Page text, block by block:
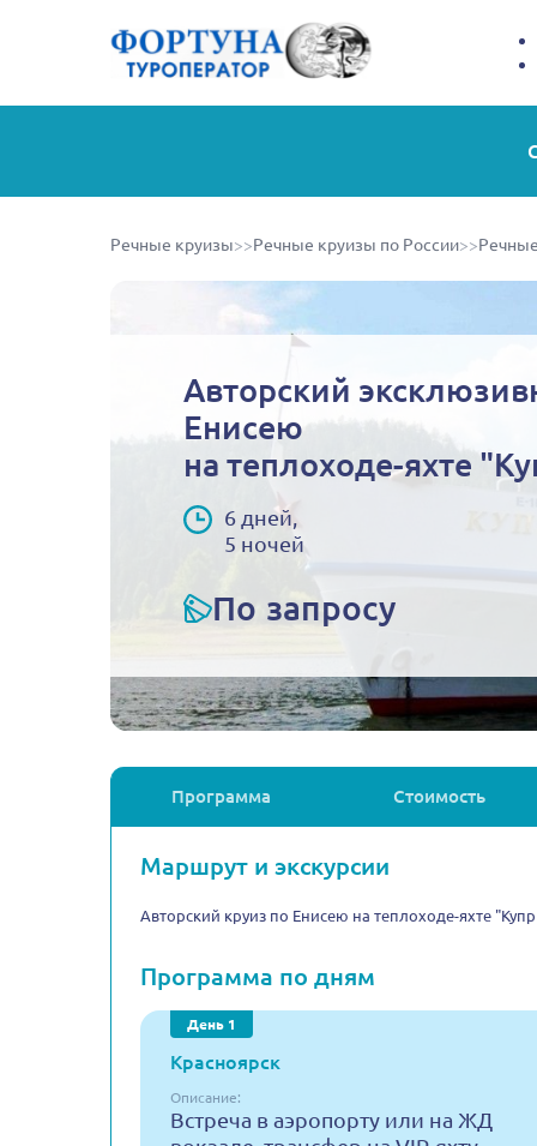
Речные круизы>>Речные круизы по России>>
Авторский
Енисею
на теплоходе-яхте
6 дней,
5 ночей
По запросу
Программа Стоимость
Маршрут и экскурсии
Авторский круиз по Енисею на теплоходе-яхте
Программа по дням
День 1
Красноярск
Описание:
Встреча в аэропорту или на ЖД